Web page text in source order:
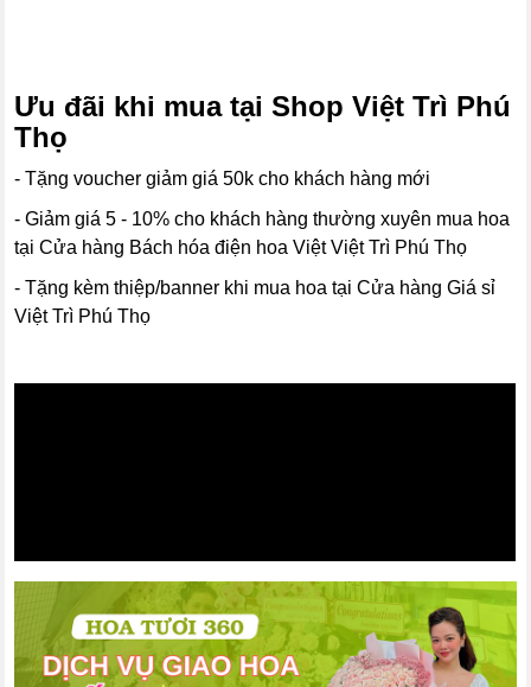
Ưu đãi khi mua tại Shop Việt Trì Phú
Thọ
- Tặng voucher giảm giá 50k cho khách hàng mới
- Giảm giá 5 - 10% cho khách hàng thường xuyên mua hoa
tại Cửa hàng Bách hóa điện hoa Việt Việt Trì Phú Thọ
- Tặng kèm thiệp/banner khi mua hoa tại Cửa hàng Giá sỉ
Việt Trì Phú Thọ